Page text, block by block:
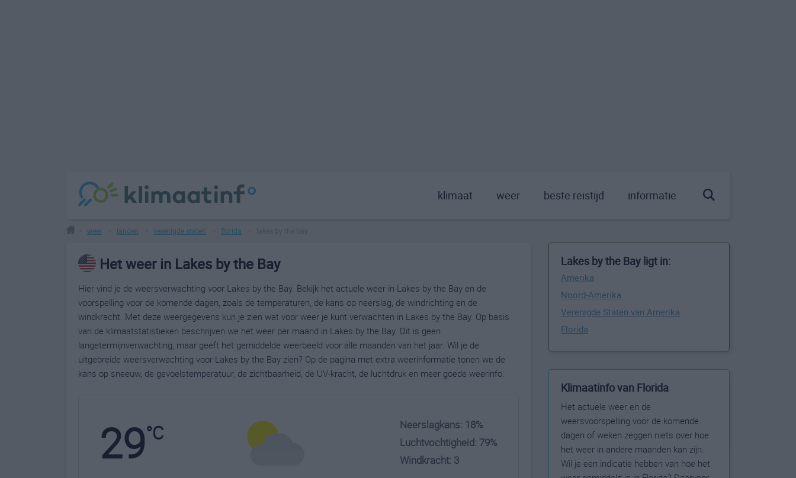
klimaat weer beste reistijd informatie
weer landen verenigde staten florida
Het weer in Lakes by the Bay
Hier vind je de weersverwachting voor Lakes by the Bay. Bekijk het actuele weer in Lakes by the Bay en de
voorspelling voor de komende dagen, zoals de temperaturen, de kans op neerslag, de windrichting en de
windkracht. Met deze weergegevens kun je zien wat voor weer je kunt verwachten in Lakes by the Bay. Op basis
van de klimaatstatistieken beschrijven we het weer per maand in Lakes by the Bay. Dit is geen
langetermijnverwachting, maar geeft het gemiddelde weerbeeld voor alle maanden van het jaar. Wil je de
uitgebreide weersverwachting voor Lakes by the Bay zien? Op de pagina met extra weerinformatie tonen we de
kans op sneeuw, de gevoelstemperatuur, de zichtbaarheid, de UV-kracht, de luchtdruk en meer goede weerinfo.
29°C
Neerslagkans: 18%
Luchtvochtigheid: 79%
Windkracht: 3
Lakes by the Bay ligt in:
Amerika
Noord-Amerika
Verenigde Staten van Amerika
Florida
Klimaatinfo van Florida
Het actuele weer en de
weersvoorspelling voor de komende
dagen of weken zeggen niets over hoe
het weer in andere maanden kan zijn.
Wil je een indicatie hebben van hoe het